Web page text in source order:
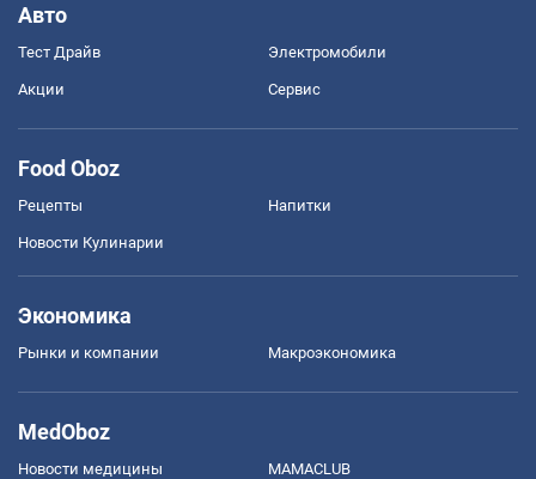
Авто
Тест Драйв Электромобили
Акции Сервис
Food Oboz
Рецепты Напитки
Новости Кулинарии
Экономика
Рынки и компании Mакроэкономика
MedOboz
Новости медицины MAMACLUB